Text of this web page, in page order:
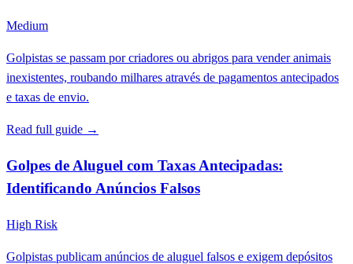
Medium
Golpistas se passam por criadores ou abrigos para vender animais
inexistentes, roubando milhares através de pagamentos antecipados
e taxas de envio.
Read full guide →
Golpes de Aluguel com Taxas Antecipadas:
Identificando Anúncios Falsos
High Risk
Golpistas publicam anúncios de aluguel falsos e exigem depósitos